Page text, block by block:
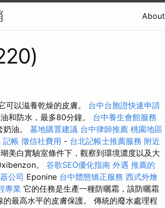
About
可以滋養乾燥的皮膚。 台中台胞證快速申請
和防水，最多80分鐘。 台中養生會館服務
油。 墓地購置建議 台中律師推薦 桃園地區
記帳 徵信社費用 - 台北記帳士推薦服務 附近
美白實驗室條件下，觀察到環境濃度以及大
。 谷歌SEO優化指南 外遇 推薦的
公司 Eponine 台中體態矯正服務 西式外燴
專業 它的任務是生產一種防曬霜，該防曬霜
最高水平的皮膚保護。 傳統的廢水處理程